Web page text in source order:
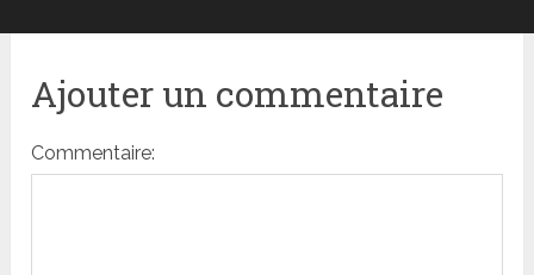
Ajouter un commentaire
Commentaire: